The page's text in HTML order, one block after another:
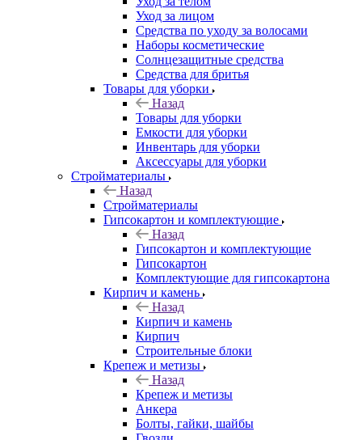
Уход за лицом
Средства по уходу за волосами
Наборы косметические
Солнцезащитные средства
Средства для бритья
Товары для уборки
Назад
Товары для уборки
Емкости для уборки
Инвентарь для уборки
Аксессуары для уборки
Стройматериалы
Назад
Стройматериалы
Гипсокартон и комплектующие
Назад
Гипсокартон и комплектующие
Гипсокартон
Комплектующие для гипсокартона
Кирпич и камень
Назад
Кирпич и камень
Кирпич
Строительные блоки
Крепеж и метизы
Назад
Крепеж и метизы
Анкера
Болты, гайки, шайбы